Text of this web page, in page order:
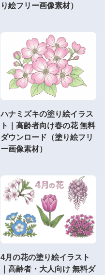
り絵フリー画像素材）
ハナミズキの塗り絵イラス
ト｜高齢者向け春の花 無料
ダウンロード（塗り絵フリ
ー画像素材）
4月の花の塗り絵イラスト
｜高齢者・大人向け 無料ダ